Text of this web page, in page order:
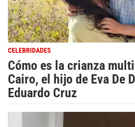
CELEBRIDADES
Cómo es la crianza
Cairo, el hijo de Eva De
Eduardo Cruz